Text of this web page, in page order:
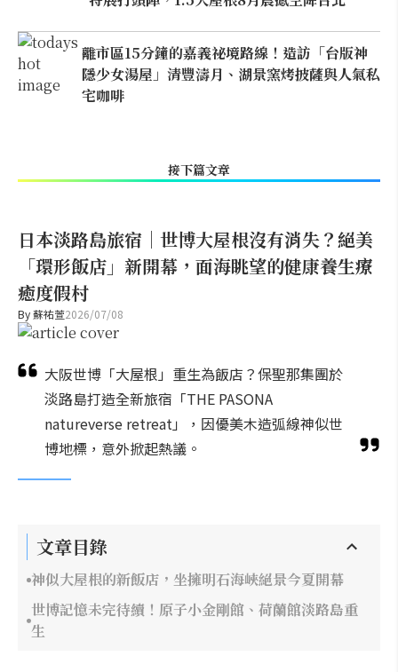
離市區15分鐘的嘉義祕境路線！造訪「台版神
隱少女湯屋」清豐濤月、湖景窯烤披薩與人氣私
宅咖啡
接下篇文章
日本淡路島旅宿｜世博大屋根沒有消失？絕美
「環形飯店」新開幕，面海眺望的健康養生療
癒度假村
By蘇祐萱2026/07/08
大阪世博「大屋根」重生為飯店？保聖那集團於
淡路島打造全新旅宿「THE PASONA
natureverse retreat」，因優美木造弧線神似世
博地標，意外掀起熱議。
文章目錄
神似大屋根的新飯店，坐擁明石海峽絕景今夏開幕
世博記憶未完待續！原子小金剛館、荷蘭館淡路島重
生